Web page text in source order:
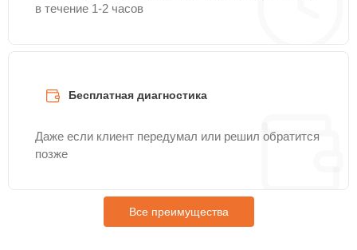
в течение 1-2 часов
Бесплатная диагностика
Даже если клиент передумал или решил обратится
позже
Все преимущества